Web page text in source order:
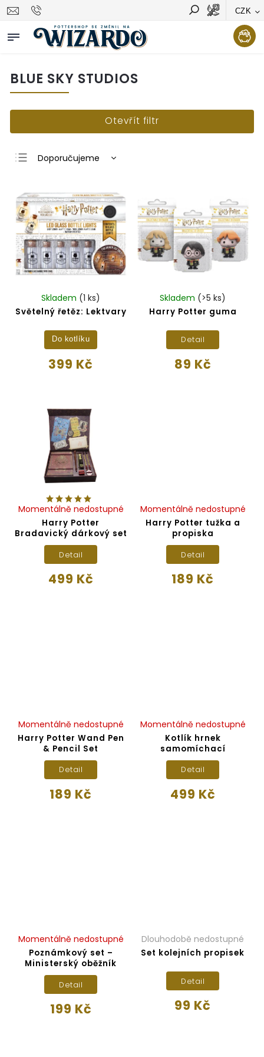
CZK
Vyhledávání Hledat
BLUE SKY STUDIOS
Otevřít filtr
Doporučujeme
Nejdražší
Nejprodávanější
Abecedně
Světelný řetěz: Lektvary
Skladem (1 ks)
399 Kč
Do kotlíku
Harry Potter guma
Skladem (>5 ks)
89 Kč
Detail
Harry Potter
Bradavický dárkový set
Momentálně nedostupné
499 Kč
Detail
Harry Potter tužka a
propiska
Momentálně nedostupné
189 Kč
Detail
Harry Potter Wand Pen
& Pencil Set
Momentálně nedostupné
189 Kč
Detail
Kotlík hrnek
samomíchací
Momentálně nedostupné
499 Kč
Detail
Poznámkový set –
Ministerský oběžník
Momentálně nedostupné
199 Kč
Detail
Set kolejních propisek
Dlouhodobě nedostupné
99 Kč
Detail